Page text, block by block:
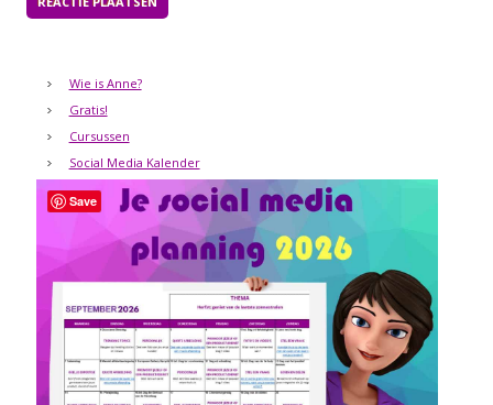
Wie is Anne?
Gratis!
Cursussen
Social Media Kalender
Save